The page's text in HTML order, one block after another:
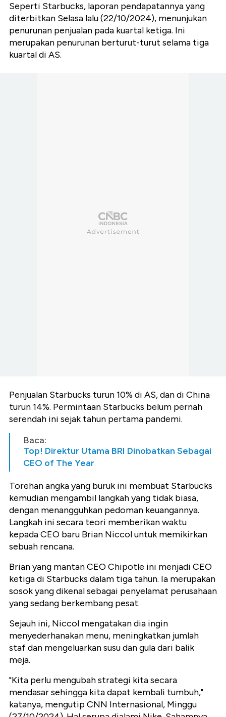
Seperti Starbucks, laporan pendapatannya yang
diterbitkan Selasa lalu (22/10/2024), menunjukan
penurunan penjualan pada kuartal ketiga. Ini
merupakan penurunan berturut-turut selama tiga
kuartal di AS.
Penjualan Starbucks turun 10% di AS, dan di China
turun 14%. Permintaan Starbucks belum pernah
serendah ini sejak tahun pertama pandemi.
Baca:
Top! Direktur Utama BRI Dinobatkan Sebagai
CEO of The Year
Torehan angka yang buruk ini membuat Starbucks
kemudian mengambil langkah yang tidak biasa,
dengan menangguhkan pedoman keuangannya.
Langkah ini secara teori memberikan waktu
kepada CEO baru Brian Niccol untuk memikirkan
sebuah rencana.
Brian yang mantan CEO Chipotle ini menjadi CEO
ketiga di Starbucks dalam tiga tahun. Ia merupakan
sosok yang dikenal sebagai penyelamat perusahaan
yang sedang berkembang pesat.
Sejauh ini, Niccol mengatakan dia ingin
menyederhanakan menu, meningkatkan jumlah
staf dan mengeluarkan susu dan gula dari balik
meja.
"Kita perlu mengubah strategi kita secara
mendasar sehingga kita dapat kembali tumbuh,"
katanya, mengutip CNN Internasional, Minggu